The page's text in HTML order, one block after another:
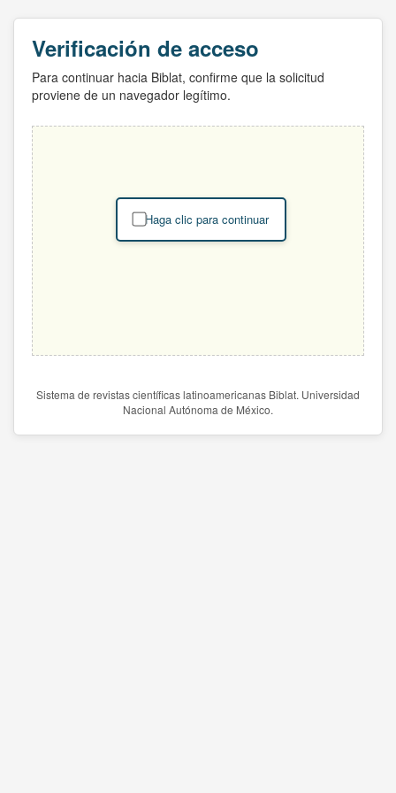
Verificación de acceso
Para continuar hacia Biblat, confirme que la solicitud
proviene de un navegador legítimo.
Haga clic para continuar
Sistema de revistas científicas latinoamericanas Biblat. Universidad
Nacional Autónoma de México.